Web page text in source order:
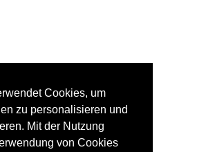
Cookies, um
zu personalisieren und
Mit der Nutzung
von Cookies